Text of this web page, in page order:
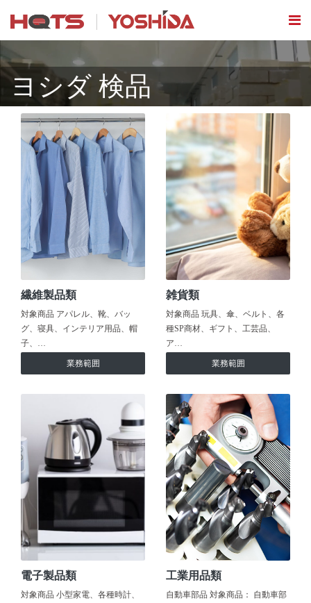
ヨシダ 検品
繊維製品類
対象商品 アパレル、靴、バッ
グ、寝具、インテリア用品、帽
子、…
業務範囲
雑貨類
対象商品 玩具、傘、ベルト、各
種SP商材、ギフト、工芸品、
ア…
業務範囲
電子製品類
対象商品 小型家電、各種時計、
工業用品類
自動車部品 対象商品： 自動車部